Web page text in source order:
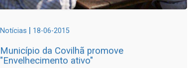
Notícias | 18-06-2015
Município da Covilhã promove
"Envelhecimento ativo"